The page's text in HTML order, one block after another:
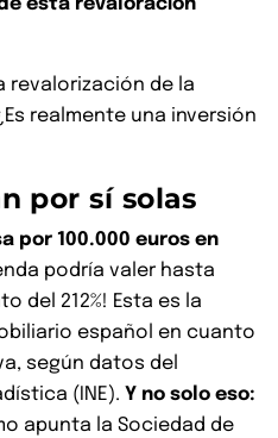
esta revaloración
revalorización de la
realmente una inversión
por sí solas
por 100.000 euros en
podría valer hasta
del 212%! Esta es la
español en cuanto
según datos del
(INE). Y no solo eso:
apunta la Sociedad de